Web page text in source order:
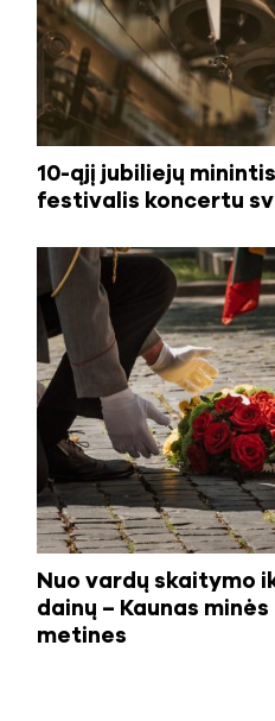
10-ąjį jubiliejų
festivalis koncertu
Nuo vardų skaitymo
dainų – Kaunas
metines